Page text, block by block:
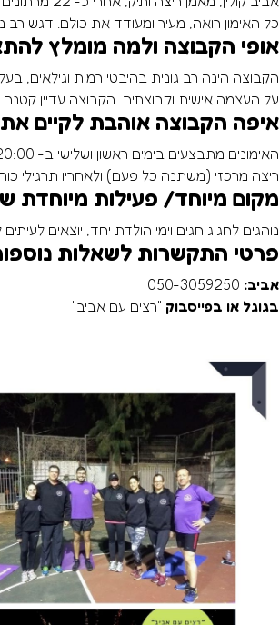
כל האימון רואה, מעיר ומעודד את כולם. דגש
אופי הקבוצה ולמה מומלץ
הקבוצה הינה רב גונית בהיבטי רמות וגילאים,
על העצמה אישית וקבוצתית. הקבוצה עדיין קטנה
איפה הקבוצה אוהבת לקיים
ריצה מרכזי (משתנה כל פעם) ולאחריו תרגילי כוח
מקום מיוחד/ פעילות מיוחדת
נוהגים לחגוג חגים וימי הולדת יחד, יוצאים
פרטי התקשרות לשאלות
אביב:
בגוגל או בפייסבוק "רצים עם אביב"